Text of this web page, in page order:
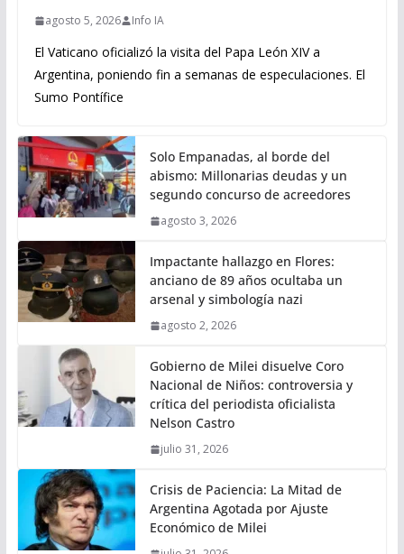
agosto 5, 2026 Info IA
El Vaticano oficializó la visita del Papa León XIV a
Argentina, poniendo fin a semanas de especulaciones. El
Sumo Pontífice
Solo Empanadas, al borde del
abismo: Millonarias deudas y un
segundo concurso de acreedores
agosto 3, 2026
Impactante hallazgo en Flores:
anciano de 89 años ocultaba un
arsenal y simbología nazi
agosto 2, 2026
Gobierno de Milei disuelve Coro
Nacional de Niños: controversia y
crítica del periodista oficialista
Nelson Castro
julio 31, 2026
Crisis de Paciencia: La Mitad de
Argentina Agotada por Ajuste
Económico de Milei